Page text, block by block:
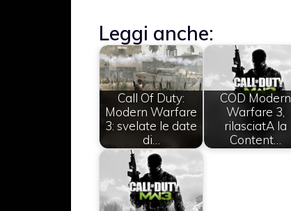
Leggi anche:
Call Of Duty:
Modern Warfare
3: svelate le date
di…
COD Modern
Warfare 3,
rilasciatA la
Content…